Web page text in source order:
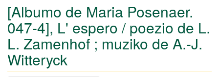
[Albumo de Maria Posenaer.
047-4], L' espero / poezio de L.
L. Zamenhof ; muziko de A.-J.
Witteryck